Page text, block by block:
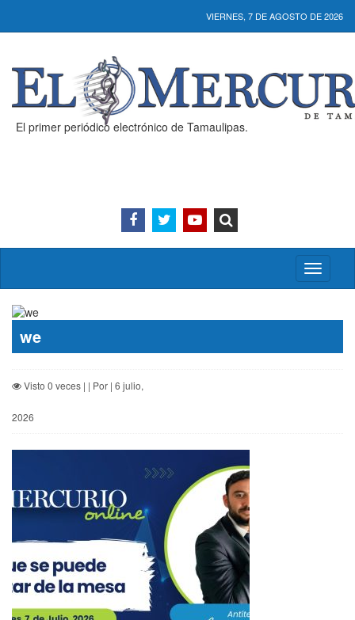
VIERNES, 7 DE AGOSTO DE 2026
El primer periódico electrónico de Tamaulipas.
Activar/
menú
we
Visto 0 veces | | Por | 6 julio,
2026